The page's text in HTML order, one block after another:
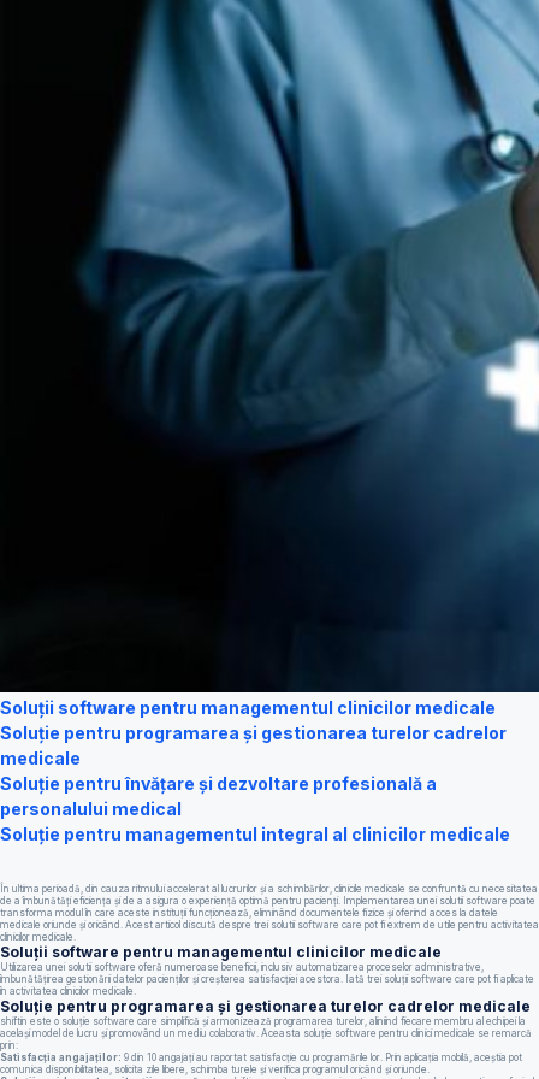
Soluții software pentru managementul clinicilor medicale
Soluție pentru programarea și gestionarea turelor cadrelor
medicale
Soluție pentru învățare și dezvoltare profesională a
personalului medical
Soluție pentru managementul integral al clinicilor medicale
În ultima perioadă, din cauza ritmului accelerat al lucrurilor și a schimbărilor, clinicile medicale se confruntă cu necesitatea
de a îmbunătăți eficiența și de a asigura o experiență optimă pentru pacienți. Implementarea unei solutii software poate
transforma modul în care aceste instituții funcționează, eliminând documentele fizice și oferind acces la datele
medicale oriunde și oricând. Acest articol discută despre trei solutii software care pot fi extrem de utile pentru activitatea
clinicilor medicale.
Soluții software pentru managementul clinicilor medicale
Utilizarea unei solutii software oferă numeroase beneficii, inclusiv automatizarea proceselor administrative,
îmbunătățirea gestionării datelor pacienților și creșterea satisfacției acestora. Iată trei soluții software care pot fi aplicate
în activitatea clinicilor medicale.
Soluție pentru programarea și gestionarea turelor cadrelor medicale
shiftin este o soluție software care simplifică și armonizează programarea turelor, aliniind fiecare membru al echipei la
același model de lucru și promovând un mediu colaborativ. Aceasta soluție software pentru clinici medicale se remarcă
prin:
Satisfacția angajaților: 9 din 10 angajați au raportat satisfacție cu programările lor. Prin aplicația mobilă, aceștia pot
comunica disponibilitatea, solicita zile libere, schimba turele și verifica programul oricând și oriunde.